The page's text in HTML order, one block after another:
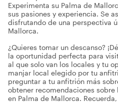
Experimenta su Palma de
sus pasiones y experiencia. Se
disfrutando de una perspectiva
Mallorca.
¿Quieres tomar un descanso?
la oportunidad perfecta para
al que solo van los locales y tu
manjar local elegido por tu
preguntar a tu anfitrión más
obtener recomendaciones
en Palma de Mallorca.